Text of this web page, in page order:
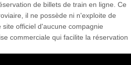
de billets de train en ligne. Ce
il ne possède ni n'exploite de
officiel d'aucune compagnie
commerciale qui facilite la réservation